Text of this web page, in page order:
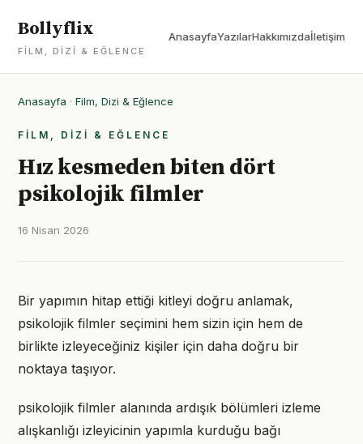
Bollyflix
FILM, DIZI & EĞLENCE
AnasayfaYazılarHakkımızdaİletişim
Anasayfa · Film, Dizi & Eğlence
FILM, DIZI & EĞLENCE
Hız kesmeden biten dört
psikolojik filmler
16 Nisan 2026
Bir yapımın hitap ettiği kitleyi doğru anlamak,
psikolojik filmler seçimini hem sizin için hem de
birlikte izleyeceğiniz kişiler için daha doğru bir
noktaya taşıyor.
psikolojik filmler alanında ardışık bölümleri izleme
alışkanlığı izleyicinin yapımla kurduğu bağı